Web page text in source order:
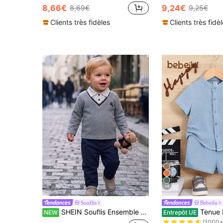
8,66€ 8,69€
Clients très fidèles
9,24€ 9,25€
Clients très
Souflis
NEW SHEIN Souflis Ensemble 2 pièces chemise polo brodée & pantalon pour bébé garçon
14
Bebeilu
Entrepôt UE Tenue Décontractée Et
#5 BEST-SELLERS